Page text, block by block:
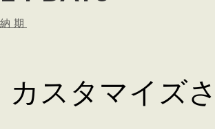
納期
カスタマイズ